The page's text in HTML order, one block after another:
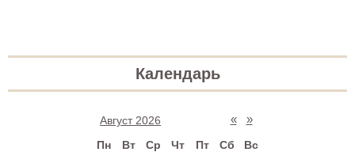
Календарь
«
Август 2026 »
Пн Вт Ср Чт Пт Сб
Вс